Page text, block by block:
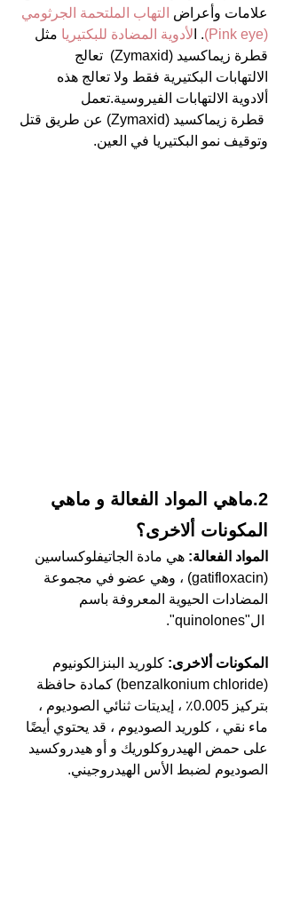
علامات وأعراض التهاب الملتحمة الجرثومي
(Pink eye)
. ا لأدوية المضادة للبكتيريا مثل
قطرة زيماكسيد (Zymaxid)  تعالج
الالتهابات البكتيرية فقط ولا تعالج هذه
ألادوية الالتهابات الفيروسية.تعمل
قطرة زيماكسيد (Zymaxid) عن طريق قتل
وتوقيف نمو البكتيريا في العين.
2.ماهي المواد الفعالة و ماهي
المكونات ألاخرى؟
المواد الفعالة: هي مادة الجاتيفلوكساسين
(gatifloxacin) ، وهي عضو في مجموعة
المضادات الحيوية المعروفة باسم
المكونات ألاخرى: كلوريد البنزالكونيوم
(benzalkonium chloride) كمادة حافظة
بتركيز 0.005٪ ، إيديتات ثنائي الصوديوم ،
ماء نقي ، كلوريد الصوديوم ، قد يحتوي أيضًا
على حمض الهيدروكلوريك و أو هيدروكسيد
الصوديوم لضبط الأس الهيدروجيني.